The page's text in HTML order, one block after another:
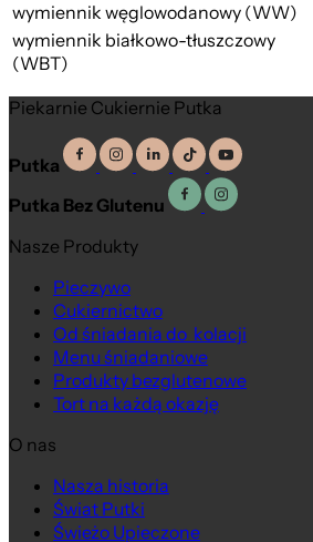
wymiennik węglowodanowy (WW)
wymiennik białkowo-tłuszczowy
(WBT)
Piekarnie Cukiernie Putka
Putka
Putka Bez Glutenu
Nasze Produkty
Pieczywo
Cukiernictwo
Od śniadania do kolacji
Menu śniadaniowe
Produkty bezglutenowe
Tort na każdą okazję
O nas
Nasza historia
Świat Putki
Świeżo Upieczone